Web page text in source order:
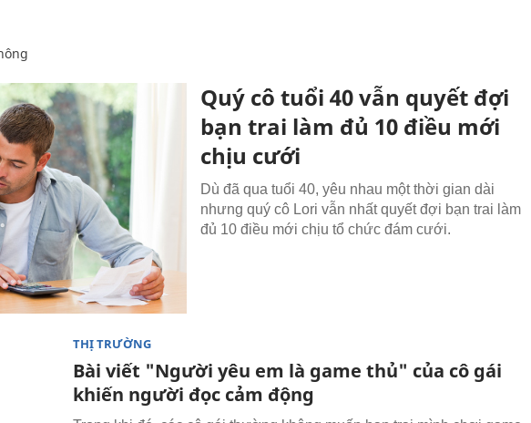
Quý cô tuổi 40 vẫn quyết đợi
bạn trai làm đủ 10 điều mới
chịu cưới
Dù đã qua tuổi 40, yêu nhau một thời gian dài
nhưng quý cô Lori vẫn nhất quyết đợi bạn trai làm
đủ 10 điều mới chịu tổ chức đám cưới.
THỊ TRƯỜNG
Bài viết "Người yêu em là game thủ" của cô gái
khiến người đọc cảm động